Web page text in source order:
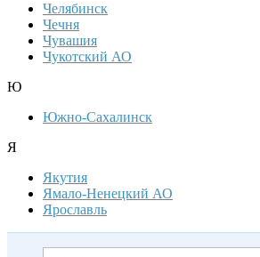
Челябинск
Чечня
Чувашия
Чукотский АО
Ю
Южно-Сахалинск
Я
Якутия
Ямало-Ненецкий АО
Ярославль
Дополнительная